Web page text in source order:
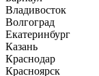
Владивосток
Волгоград
Екатеринбург
Казань
Краснодар
Красноярск